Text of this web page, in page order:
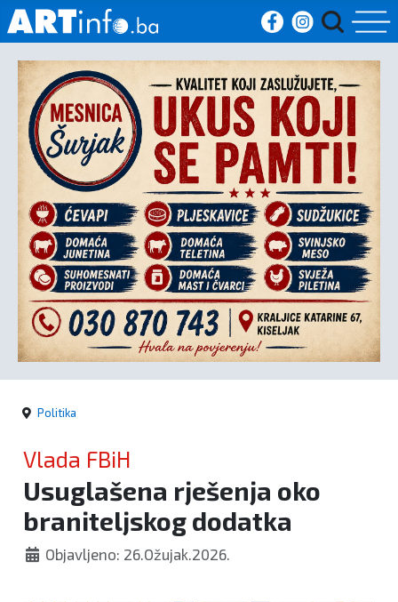
Početna
Vijesti
Sport
Kultura
Crna
kronika
Politika
Politika
Vlada FBiH
Usuglašena rješenja oko
braniteljskog dodatka
Objavljeno: 26.Ožujak.2026.